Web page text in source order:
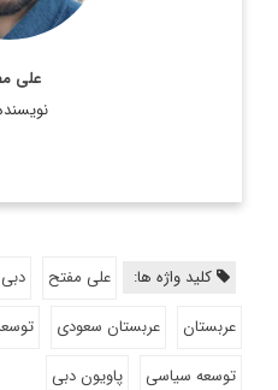
علی
کلید واژه ها: علی مفتح دبی
عربستان
عربستان سعودی
توسعه سیاسی
پاویون دبی